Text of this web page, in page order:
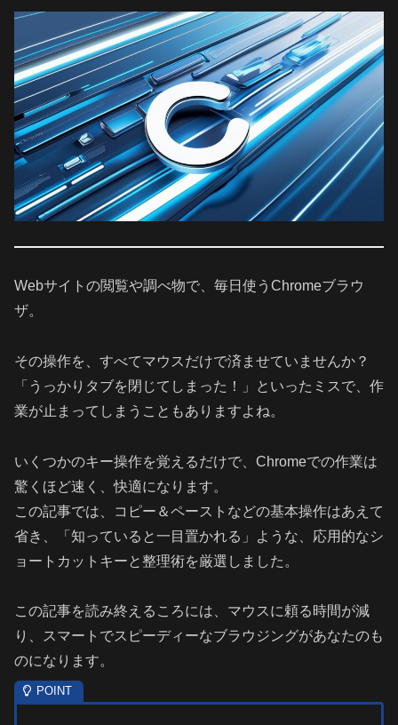
Webサイトの閲覧や調べ物で、毎日使うChromeブラウ
ザ。
その操作を、すべてマウスだけで済ませていませんか？
「うっかりタブを閉じてしまった！」といったミスで、作
業が止まってしまうこともありますよね。
いくつかのキー操作を覚えるだけで、Chromeでの作業は
驚くほど速く、快適になります。
この記事では、コピー＆ペーストなどの基本操作はあえて
省き、「知っていると一目置かれる」ような、応用的なシ
ョートカットキーと整理術を厳選しました。
この記事を読み終えるころには、マウスに頼る時間が減
り、スマートでスピーディーなブラウジングがあなたのも
のになります。